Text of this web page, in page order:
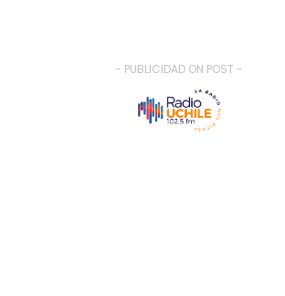
- PUBLICIDAD ON POST -